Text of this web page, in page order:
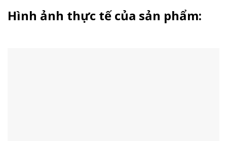
Hình ảnh thực tế của sản phẩm: